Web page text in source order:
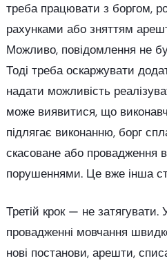
треба працювати з боргом,
рахунками або зняттям
Можливо, повідомлення не
Тоді треба оскаржувати
надати можливість
може виявитися, що
підлягає виконанню, борг
скасоване або провадження
порушеннями. Це вже інша
Третій крок — не затягувати.
провадженні мовчання
нові постанови, арешти,